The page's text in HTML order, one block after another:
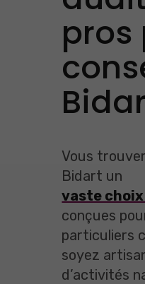
pros
Vous
Bidart un
vaste
conçues
particuliers
soyez
d’activités